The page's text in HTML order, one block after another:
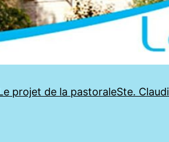
projet de la pastoraleSte.